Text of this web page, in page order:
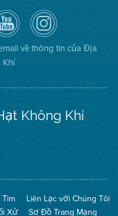
Kênh
YouTube
của
Địa
Hạt
Không
Khí
Air
District
on
Instagram
về thông tin của Địa
Khí
Không Khí
Tìm
Liên Lạc với Chúng Tôi
Xử
Sơ Đồ Trang Mạng